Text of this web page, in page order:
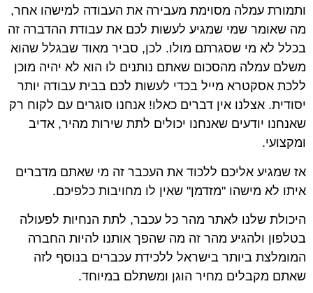
ותמורת עמלה מסוימת מעבירה את העבודה למישהו אחר,
מה שאומר שמי שמגיע לעשות לכם את עבודת ההדברה זה
בכלל לא מי שסגרתם מולו. לכן, סביר מאוד שבגלל שהוא
משלם עמלה מהסכום שאתם נותנים לו הוא לא יהיה מוכן
ללכת אסקטרא מייל בכדי לעשות לכם בבית עבודה יותר
יסודית. אצלנו אין דברים כאלו! אנחנו סוגרים עם לקוח רק
שאנחנו יודעים שאנחנו יכולים לתת שירות מהיר, אדיב
ומקצועי.
אז שמגיע אליכם ללכוד את העכבר זה מי שאתם מדברים
איתו לא מישהו "מזדמן" שאין לו מחויבות כלפיכם.
היכולת שלנו לאתר מהר כל עכבר, לתת הנחיות לפעולה
בטלפון ולהגיע מהר זה מה שהפך אותנו להיות החברה
המומלצת ביותר בישראל ללכידת עכברים בנוסף לזה
שאתם מקבלים מחיר הוגן ומשתלם במיוחד.